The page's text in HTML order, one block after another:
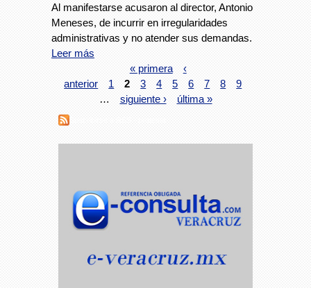
Al manifestarse acusaron al director, Antonio
Meneses, de incurrir en irregularidades
administrativas y no atender sus demandas.
Leer más
« primera
‹
anterior
1 2 3 4 5 6 7 8
9
…
siguiente › última »